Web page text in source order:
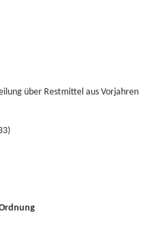
über Restmittel aus Vorjahren